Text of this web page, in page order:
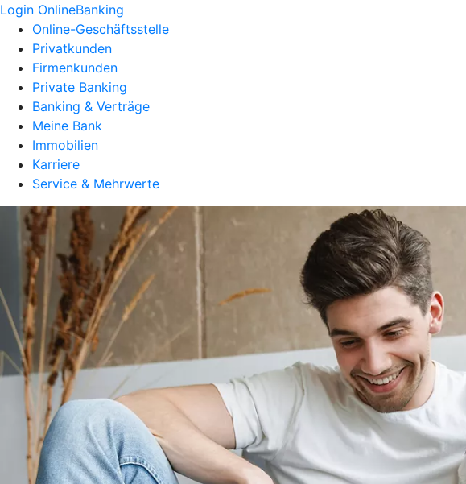
Login OnlineBanking
Online-Geschäftsstelle
Privatkunden
Firmenkunden
Private Banking
Banking & Verträge
Meine Bank
Immobilien
Karriere
Service & Mehrwerte